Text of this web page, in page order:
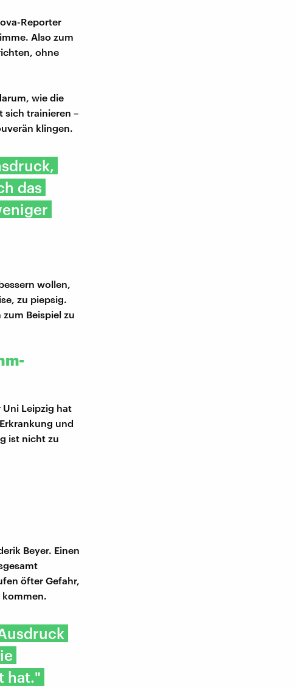
Reporter
Also zum
ohne
wie die
sich trainieren –
klingen.
das
wollen,
zu piepsig.
Beispiel zu
Uni Leipzig hat
und
ist nicht zu
Beyer. Einen
öfter Gefahr,
kommen.
hat."